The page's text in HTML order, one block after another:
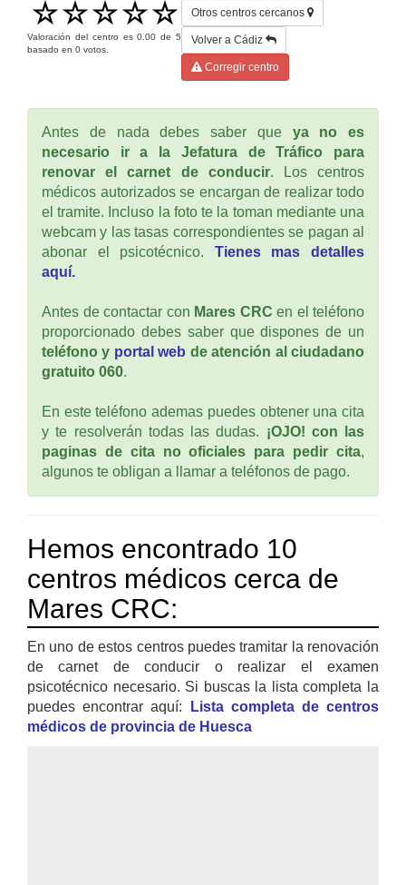
Valoración del centro es0.00 de5
basado en 0 votos.
Otros centros cercanos
Volver a Cádiz
Corregir centro
Antes de nada debes saber que ya no es
necesario ir a la Jefatura de Tráfico para
renovar el carnet de conducir. Los centros
médicos autorizados se encargan de realizar todo
el tramite. Incluso la foto te la toman mediante una
webcam y las tasas correspondientes se pagan al
abonar el psicotécnico. Tienes mas detalles
aquí.
Antes de contactar con Mares CRC en el teléfono
proporcionado debes saber que dispones de un
teléfono y portal web de atención al ciudadano
gratuito 060.
En este teléfono ademas puedes obtener una cita
y te resolverán todas las dudas. ¡OJO! con las
paginas de cita no oficiales para pedir cita,
algunos te obligan a llamar a teléfonos de pago.
Hemos encontrado 10
centros médicos cerca de
Mares CRC:
En uno de estos centros puedes tramitar la renovación
de carnet de conducir o realizar el examen
psicotécnico necesario. Si buscas la lista completa la
puedes encontrar aquí:
Lista completa de centros
médicos de provincia de Huesca